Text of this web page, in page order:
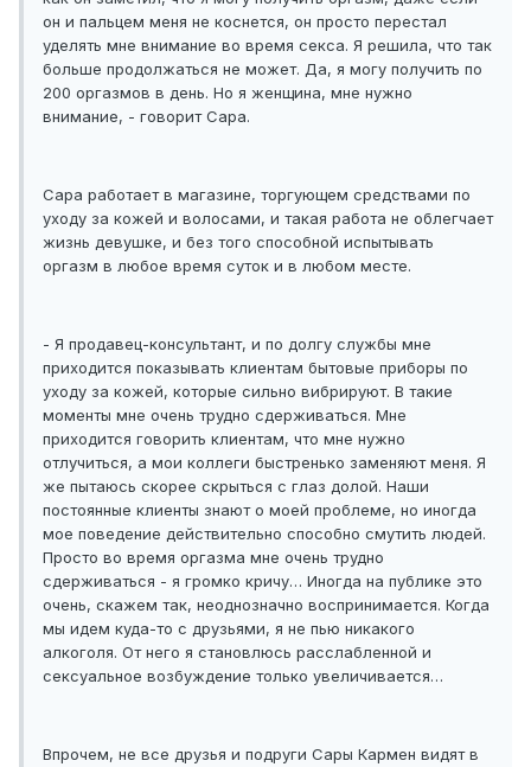
он и пальцем меня не коснется, он просто перестал
уделять мне внимание во время секса. Я решила, что так
больше продолжаться не может. Да, я могу получить по
200 оргазмов в день. Но я женщина, мне нужно
внимание, - говорит Сара.
Сара работает в магазине, торгующем средствами по
уходу за кожей и волосами, и такая работа не облегчает
жизнь девушке, и без того способной испытывать
оргазм в любое время суток и в любом месте.
- Я продавец-консультант, и по долгу службы мне
приходится показывать клиентам бытовые приборы по
уходу за кожей, которые сильно вибрируют. В такие
моменты мне очень трудно сдерживаться. Мне
приходится говорить клиентам, что мне нужно
отлучиться, а мои коллеги быстренько заменяют меня. Я
же пытаюсь скорее скрыться с глаз долой. Наши
постоянные клиенты знают о моей проблеме, но иногда
мое поведение действительно способно смутить людей.
Просто во время оргазма мне очень трудно
сдерживаться - я громко кричу… Иногда на публике это
очень, скажем так, неоднозначно воспринимается. Когда
мы идем куда-то с друзьями, я не пью никакого
алкоголя. От него я становлюсь расслабленной и
сексуальное возбуждение только увеличивается…
Впрочем, не все друзья и подруги Сары Кармен видят в